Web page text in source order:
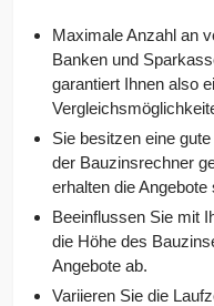
Maximale Anzahl an
Banken und
garantiert Ihnen also
Sie besitzen eine
der Bauzinsrechner
erhalten die
Beeinflussen Sie mit
die Höhe des
Angebote ab.
Variieren Sie die